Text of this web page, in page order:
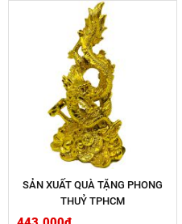
SẢN XUẤT QUÀ TẶNG PHONG
THUỶ TPHCM